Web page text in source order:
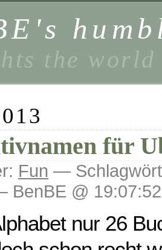
the
für
Fun —
BenBE @ 19:07:52
nur 26